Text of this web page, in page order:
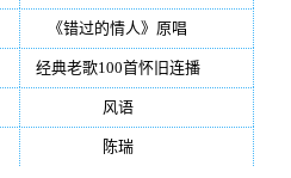
《错过的情人》原唱
经典老歌100首怀旧连播(134)
风语(132)
陈瑞(128)